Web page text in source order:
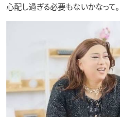
心配し過ぎる必要もないかなって。